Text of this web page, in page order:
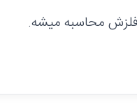
محاسبه میشه.